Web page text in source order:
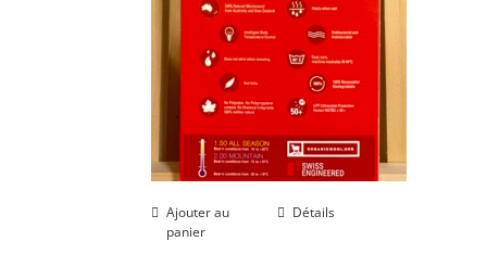
Ajouter au
panier
Détails